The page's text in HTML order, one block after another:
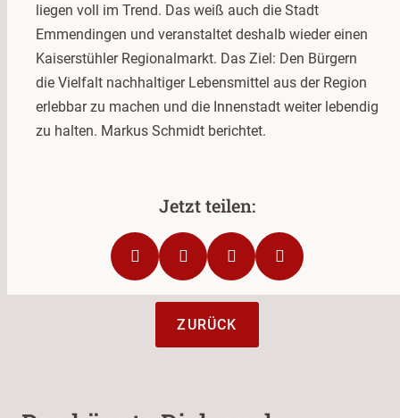
liegen voll im Trend. Das weiß auch die Stadt
Emmendingen und veranstaltet deshalb wieder einen
Kaiserstühler Regionalmarkt. Das Ziel: Den Bürgern
die Vielfalt nachhaltiger Lebensmittel aus der Region
erlebbar zu machen und die Innenstadt weiter lebendig
zu halten. Markus Schmidt berichtet.
ZURÜCK